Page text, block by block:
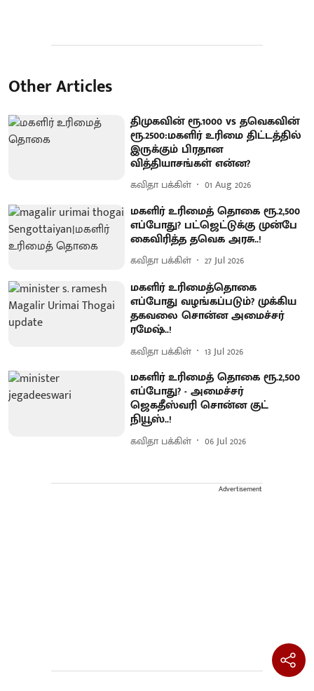
Other Articles
திமுகவின் ரூ.1000 vs தவெகவின்
ரூ.2500:மகளிர் உரிமை திட்டத்தில்
இருக்கும் பிரதான
வித்தியாசங்கள் என்ன?
கவிதா பக்கிள் 01 Aug 2026
மகளிர் உரிமைத் தொகை ரூ.2,500
எப்போது? பட்ஜெட்டுக்கு முன்பே
கைவிரித்த தவெக அரசு..!
கவிதா பக்கிள் 27 Jul 2026
மகளிர் உரிமைத்தொகை
எப்போது வழங்கப்படும்? முக்கிய
தகவலை சொன்ன அமைச்சர்
ரமேஷ்..!
கவிதா பக்கிள் 13 Jul 2026
மகளிர் உரிமைத் தொகை ரூ.2,500
எப்போது? - அமைச்சர்
ஜெகதீஸ்வரி சொன்ன குட்
நியூஸ்..!
கவிதா பக்கிள் 06 Jul 2026
Advertisement